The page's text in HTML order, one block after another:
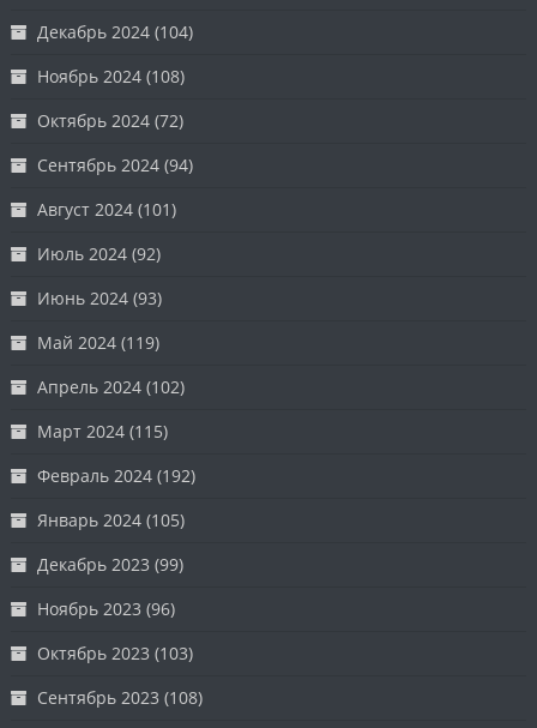
Декабрь 2024 (104)
Ноябрь 2024 (108)
Октябрь 2024 (72)
Сентябрь 2024 (94)
Август 2024 (101)
Июль 2024 (92)
Июнь 2024 (93)
Май 2024 (119)
Апрель 2024 (102)
Март 2024 (115)
Февраль 2024 (192)
Январь 2024 (105)
Декабрь 2023 (99)
Ноябрь 2023 (96)
Октябрь 2023 (103)
Сентябрь 2023 (108)